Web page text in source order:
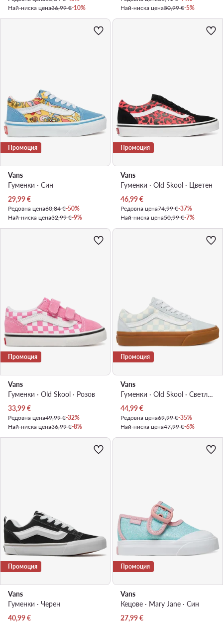
Най-ниска цена36,99 €-10%
Най-ниска цена50,99 €-5%
Промоция
Vans
Гуменки · Син
Актуална цена
29,99€
Редовна цена60,84 €-50%
Най-ниска цена32,99 €-9%
Промоция
Vans
Гуменки · Old Skool · Цветен
Актуална цена
46,99€
Редовна цена74,99 €-37%
Най-ниска цена50,99 €-7%
Промоция
Vans
Гуменки · Old Skool · Розов
Актуална цена
33,99€
Редовна цена49,99 €-32%
Най-ниска цена36,99 €-8%
Промоция
Vans
Гуменки · Old Skool · Светлосин
Актуална цена
44,99€
Редовна цена69,99 €-35%
Най-ниска цена47,99 €-6%
Промоция
Vans
Гуменки · Черен
Актуална цена
40,99€
Промоция
Vans
Кецове · Mary Jane · Син
Актуална цена
27,99€